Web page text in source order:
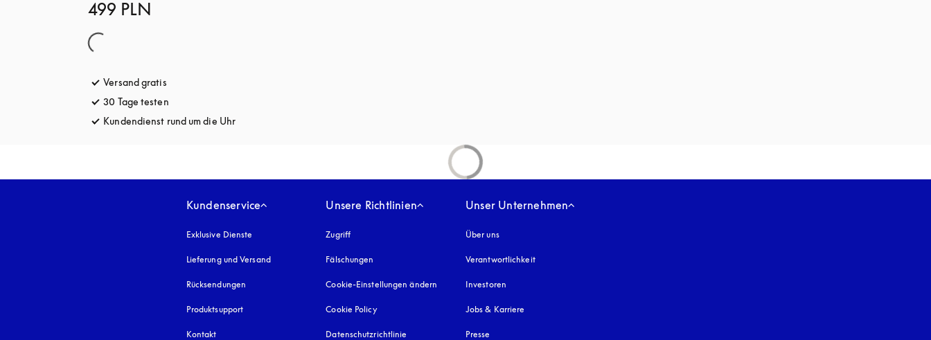
499 PLN
Versand gratis
30 Tage testen
Kundendienst rund um die Uhr
Kundenservice
Exklusive Dienste
Lieferung und Versand
Rücksendungen
Produktsupport
Kontakt
Unsere Richtlinien
Zugriff öffnet sich in einem neuen Tab
Fälschungen öffnet sich in einem neuen Tab
Cookie-Einstellungen ändern
Cookie Policyöffnet sich in einem neuen Tab
Datenschutzrichtlinie öffnet sich in einem neuen Tab
Unser Unternehmen
Über uns
Verantwortlichkeit
Investoren
Jobs & Karriere
Presse